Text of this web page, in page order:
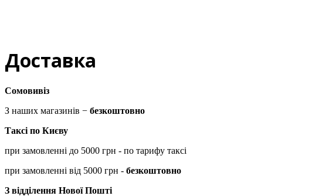
Доставка
Сомовивіз
З наших магазинів − безкоштовно
Таксі по Києву
при замовленні до 5000 грн - по тарифу таксі
при замовленні від 5000 грн - безкоштовно
З відділення Нової Пошті